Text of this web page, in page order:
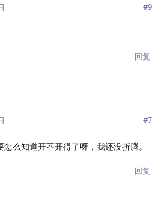
#9
回复
#7
怎么知道开不开得了呀，我还没折腾。
回复